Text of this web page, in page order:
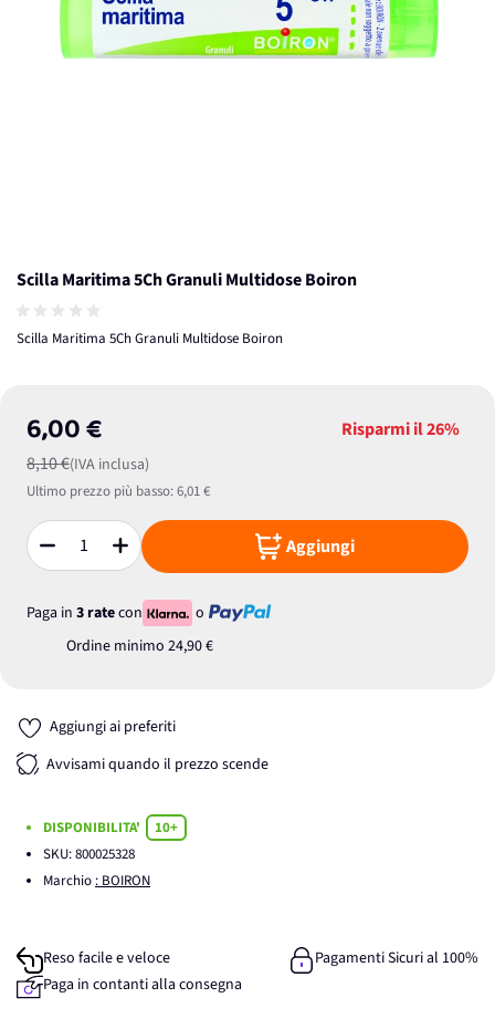
Scilla Maritima 5Ch Granuli Multidose Boiron
Scilla Maritima 5Ch Granuli Multidose Boiron
6,00 €
8,10 €(IVA inclusa)
Risparmi il26%
Ultimo prezzo più basso:6,01 €
Quantità Aggiungi
Paga in 3 ratecon
o
Ordine minimo 24,90 €
Aggiungi ai preferiti
Avvisami quando il prezzo scende
DISPONIBILITA'
10+
SKU:800025328
Marchio : BOIRON
Reso facile e veloce
Pagamenti Sicuri al 100%
Paga in contanti alla consegna